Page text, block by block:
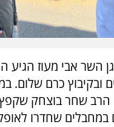
השר אבי מעוז הגיע
ובקיבוץ כרם שלום.
הרב שחר בוצחק
במחבלים שחדרו